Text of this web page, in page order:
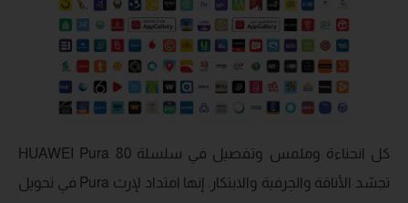
كل انحناءة وملمس وتفصيل في سلسلة HUAWEI Pura 80
تجسّد الأناقة والحِرفية والابتكار. إنها امتداد لإرث Pura في تحويل